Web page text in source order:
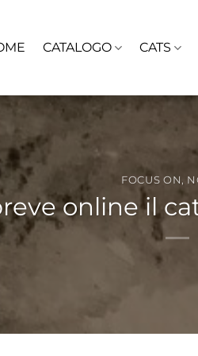
CATALOGO CATS
FOCUS ON,
online il